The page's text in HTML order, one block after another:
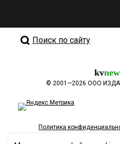
Поиск по сайту
kv
© 2001—2026 ООО
Политика